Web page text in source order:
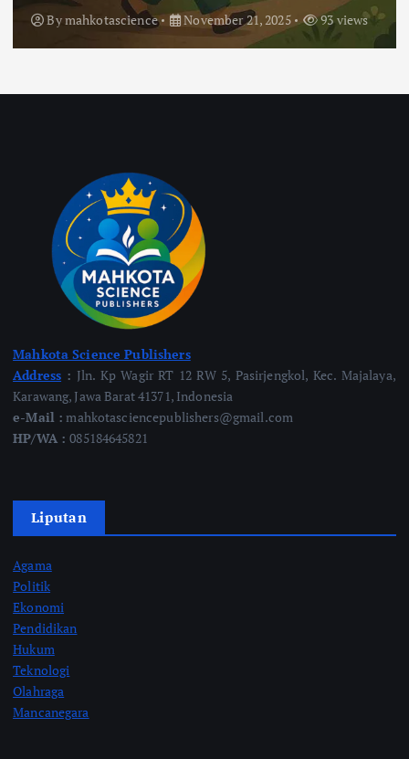
Bymahkotascience November 20, 2025 95 views
Mahkota Science Publishers
Address : Jln. Kp Wagir RT 12 RW 5, Pasirjengkol, Kec. Majalaya,
Karawang, Jawa Barat 41371, Indonesia
e-Mail : mahkotasciencepublishers@gmail.com
HP/WA :085184645821
Liputan
Agama
Politik
Ekonomi
Pendidikan
Hukum
Teknologi
Olahraga
Mancanegara